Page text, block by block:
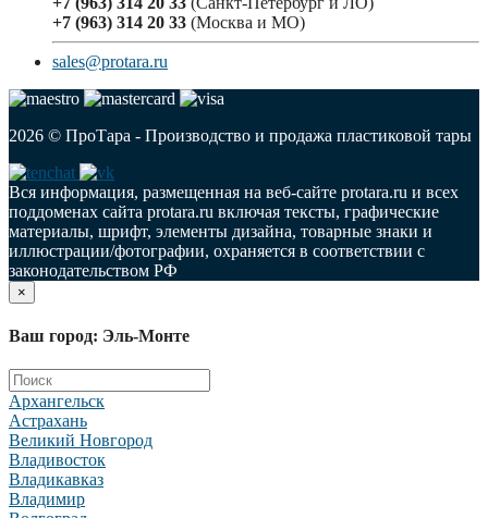
+7 (963) 314 20 33 (Москва и МО)
sales@protara.ru
2026 © ПроТара - Производство и продажа пластиковой тары
Вся информация, размещенная на веб-сайте protara.ru и всех
поддоменах сайта protara.ru включая тексты, графические
материалы, шрифт, элементы дизайна, товарные знаки и
иллюстрации/фотографии, охраняется в соответствии с
законодательством РФ
×
Ваш город: Эль-Монте
Архангельск
Астрахань
Великий Новгород
Владивосток
Владикавказ
Владимир